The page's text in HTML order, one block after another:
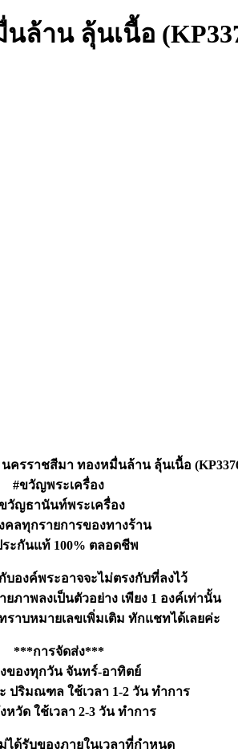
ล้าน ลุ้นเนื้อ
ครราชสีมา ทองหมื่นล้าน ลุ้นเนื้อ
#ขวัญพระเครื่อง
วัญธานันท์พระเครื่อง
คลทุกรายการของทางร้าน
ะกันแท้ 100% ตลอดชีพ
บองค์พระอาจจะไม่ตรงกับที่ลงไว้
ยภาพลงเป็นตัวอย่าง เพียง 1 องค์เท่านั้น
าบหมายเลขเพิ่มเติม ทักแชทได้เลยค่ะ
***การจัดส่ง***
ของทุกวัน จันทร์-อาทิตย์
ปริมณฑล ใช้เวลา 1-2 วัน ทำการ
หวัด ใช้เวลา 2-3 วัน ทำการ
ได้รับของภายในเวลาที่กำหนด